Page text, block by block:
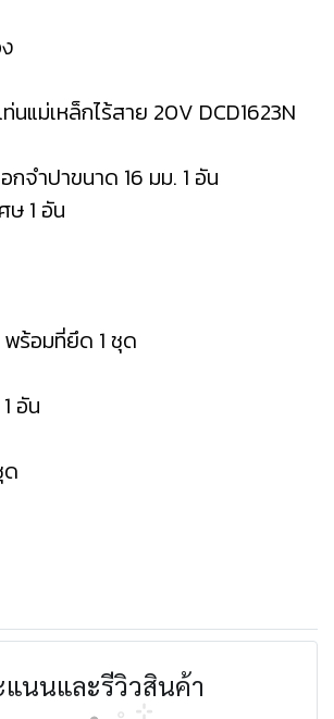
นแม่เหล็กไร้สาย 20V DCD1623N
กจำปาขนาด 16 มม. 1 อัน
1 อัน
ร้อมที่ยึด 1 ชุด
อัน
แนนและรีวิวสินค้า